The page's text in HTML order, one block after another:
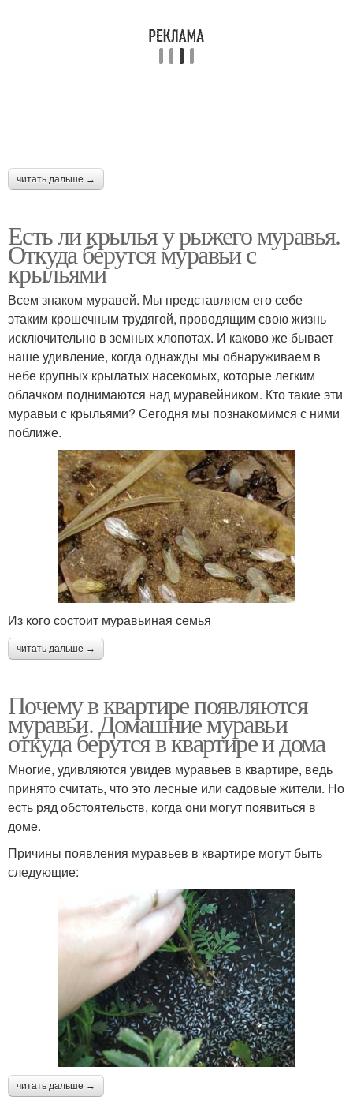
читать дальше →
Есть ли крылья у рыжего муравья.
Откуда берутся муравьи с
крыльями
Всем знаком муравей. Мы представляем его себе
этаким крошечным трудягой, проводящим свою жизнь
исключительно в земных хлопотах. И каково же бывает
наше удивление, когда однажды мы обнаруживаем в
небе крупных крылатых насекомых, которые легким
облачком поднимаются над муравейником. Кто такие эти
муравьи с крыльями? Сегодня мы познакомимся с ними
поближе.
Из кого состоит муравьиная семья
читать дальше →
Почему в квартире появляются
муравьи. Домашние муравьи
откуда берутся в квартире и дома
Многие, удивляются увидев муравьев в квартире, ведь
принято считать, что это лесные или садовые жители. Но
есть ряд обстоятельств, когда они могут появиться в
доме.
Причины появления муравьев в квартире могут быть
следующие:
читать дальше →